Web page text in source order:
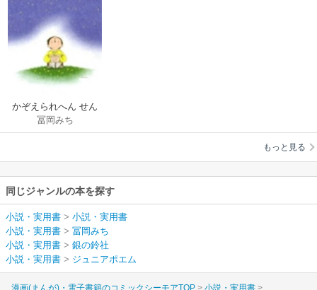
かぞえられへん せん
ぞさん
冨岡みち
もっと見る
同じジャンルの本を探す
小説・実用書 > 小説・実用書
小説・実用書 > 冨岡みち
小説・実用書 > 銀の鈴社
小説・実用書 > ジュニアポエム